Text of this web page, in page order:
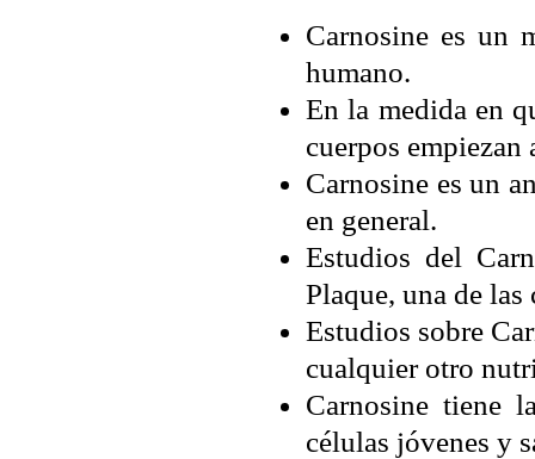
Carnosine es un
humano.
En la medida en
cuerpos empiezan
Carnosine es un
en general.
Estudios del
Plaque, una de las
Estudios sobre
cualquier otro
Carnosine tiene
células jóvenes y